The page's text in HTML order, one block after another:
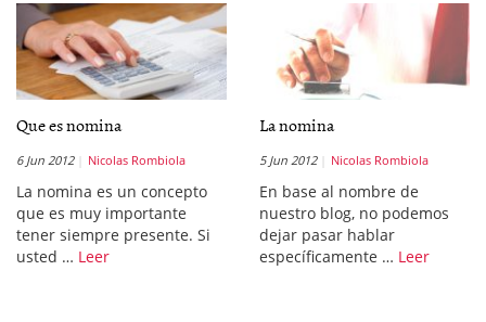
Que es nomina
6 Jun 2012 Nicolas Rombiola
La nomina es un concepto
que es muy importante
tener siempre presente. Si
usted … Leer
La nomina
5 Jun 2012 Nicolas Rombiola
En base al nombre de
nuestro blog, no podemos
dejar pasar hablar
específicamente … Leer